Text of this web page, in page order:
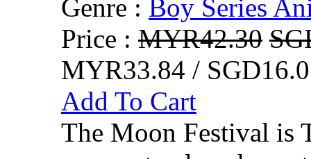
Genre : Boy Series
Price : MYR42.30
MYR33.84 /
Add To Cart
The Moon Festival is